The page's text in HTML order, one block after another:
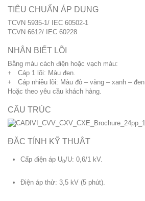
TIÊU CHUẨN ÁP DỤNG
TCVN 5935-1/ IEC 60502-1
TCVN 6612/ IEC 60228
NHẬN BIẾT LÕI
Bằng màu cách điện hoặc vạch màu:
+ Cáp 1 lõi: Màu đen.
+ Cáp nhiều lõi: Màu đỏ – vàng – xanh – đen.
Hoặc theo yêu cầu khách hàng.
CẤU TRÚC
ĐẶC TÍNH KỸ THUẬT
Cấp điện áp U0/U: 0,6/1 kV.
Điện áp thử: 3,5 kV (5 phút).